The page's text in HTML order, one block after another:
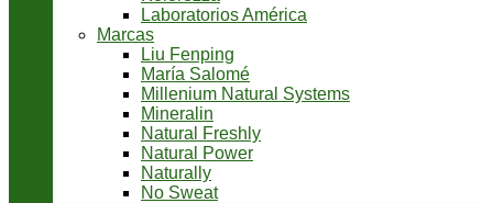
Laboratorios América
Marcas
Liu Fenping
María Salomé
Millenium Natural Systems
Mineralin
Natural Freshly
Natural Power
Naturally
No Sweat